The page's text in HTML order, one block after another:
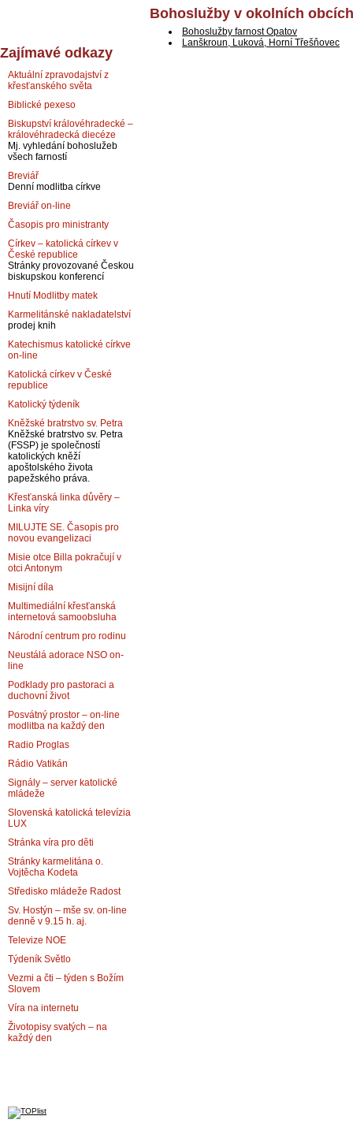
Bohoslužby v okolních obcích
Bohoslužby farnost Opatov
Lanškroun, Luková, Horní Třešňovec
Zajímavé odkazy
Aktuální zpravodajství z
křesťanského světa
Biblické pexeso
Biskupství královéhradecké –
královéhradecká diecéze
Mj. vyhledání bohoslužeb
všech farností
Breviář
Denní modlitba církve
Breviář on-line
Časopis pro ministranty
Církev – katolická církev v
České republice
Stránky provozované Českou
biskupskou konferencí
Hnutí Modlitby matek
Karmelitánské nakladatelství
prodej knih
Katechismus katolické církve
on-line
Katolická církev v České
republice
Katolický týdeník
Kněžské bratrstvo sv. Petra
Kněžské bratrstvo sv. Petra
(FSSP) je společností
katolických kněží
apoštolského života
papežského práva.
Křesťanská linka důvěry –
Linka víry
MILUJTE SE. Časopis pro
novou evangelizaci
Misie otce Billa pokračují v
otci Antonym
Misijní díla
Multimediální křesťanská
internetová samoobsluha
Národní centrum pro rodinu
Neustálá adorace NSO on-
line
Podklady pro pastoraci a
duchovní život
Posvátný prostor – on-line
modlitba na každý den
Radio Proglas
Rádio Vatikán
Signály – server katolické
mládeže
Slovenská katolická televízia
LUX
Stránka víra pro děti
Stránky karmelitána o.
Vojtěcha Kodeta
Středisko mládeže Radost
Sv. Hostýn – mše sv. on-line
denně v 9.15 h. aj.
Televize NOE
Týdeník Světlo
Vezmi a čti – týden s Božím
Slovem
Víra na internetu
Životopisy svatých – na
každý den